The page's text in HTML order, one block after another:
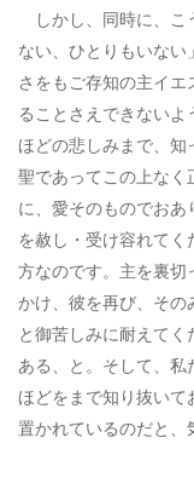
しかし、同時に、こ
ない、ひとりもいな
さをもご存知の主イ
ることさえできない
ほどの悲しみまで、知
聖であってこの上な
に、愛そのものでお
を赦し・受け容れて
方なのです。主を裏切
かけ、彼を再び、そ
と御苦しみに耐えて
ある、と。そして、
ほどをまで知り抜いて
置かれているのだと、